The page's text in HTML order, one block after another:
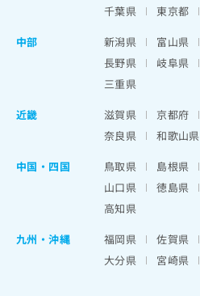
千葉県
東京都
中部
新潟県 富山県
長野県
岐阜県
三重県
近畿
滋賀県 京都府
奈良県
和歌山県
中国・四国
鳥取県 島根県
山口県
徳島県
高知県
九州・沖縄
福岡県 佐賀県
大分県
宮崎県